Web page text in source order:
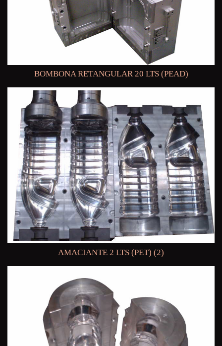
BOMBONA RETANGULAR 20 LTS (PEAD)
AMACIANTE 2 LTS (PET) (2)